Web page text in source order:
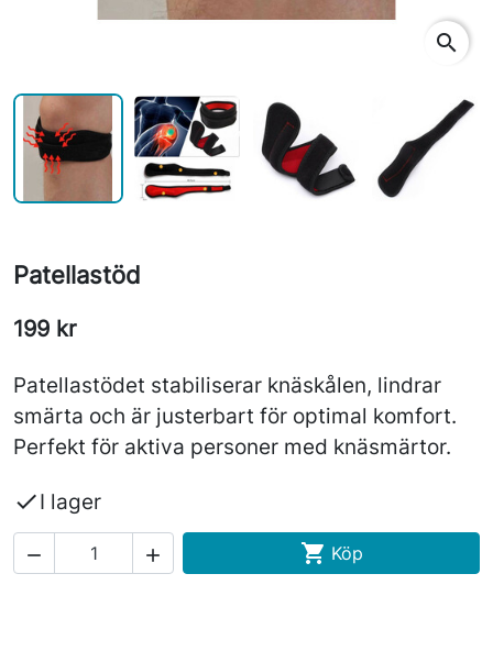
search
Patellastöd
199 kr
Patellastödet stabiliserar knäskålen, lindrar
smärta och är justerbart för optimal komfort.
Perfekt för aktiva personer med knäsmärtor.
I lager
   Köp